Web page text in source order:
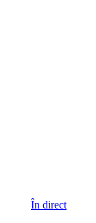
În direct